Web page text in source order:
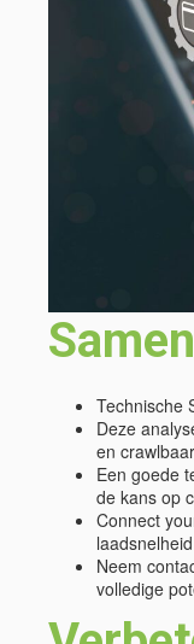
Technische
Deze
en
Een goede
de kans op
Connect
Neem
volledige